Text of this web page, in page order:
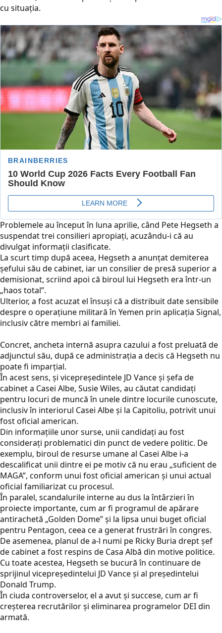
cu situația.
Problemele au început în luna aprilie, când Pete Hegseth a
suspendat trei consilieri apropiați, acuzându-i că au
divulgat informații clasificate.
La scurt timp după aceea, Hegseth a anunțat demiterea
șefului său de cabinet, iar un consilier de presă superior a
demisionat, scriind apoi că biroul lui Hegseth era într-un
„haos total”.
Ulterior, a fost acuzat el însuși că a distribuit date sensibile
despre o operațiune militară în Yemen prin aplicația Signal,
inclusiv către membri ai familiei.
Concret, ancheta internă asupra cazului a fost preluată de
adjunctul său, după ce administrația a decis că Hegseth nu
poate fi imparțial.
În acest sens, şi vicepreședintele JD Vance și șefa de
cabinet a Casei Albe, Susie Wiles, au căutat candidați
pentru locuri de muncă în unele dintre locurile cunoscute,
inclusiv în interiorul Casei Albe și la Capitoliu, potrivit unui
fost oficial american.
Din informaţiile unor surse, unii candidați au fost
considerați problematici din punct de vedere politic. De
exemplu, biroul de resurse umane al Casei Albe i-a
descalificat unii dintre ei pe motiv că nu erau „suficient de
MAGA”, conform unui fost oficial american și unui actual
oficial familiarizat cu procesul.
În paralel, scandalurile interne au dus la întârzieri în
proiecte importante, cum ar fi programul de apărare
antirachetă „Golden Dome” și la lipsa unui buget oficial
pentru Pentagon, ceea ce a generat frustrări în congres.
De asemenea, planul de a-l numi pe Ricky Buria drept șef
de cabinet a fost respins de Casa Albă din motive politice.
Cu toate acestea, Hegseth se bucură în continuare de
sprijinul vicepreședintelui JD Vance și al președintelui
Donald Trump.
În ciuda controverselor, el a avut și succese, cum ar fi
creșterea recrutărilor și eliminarea programelor DEI din
armată.